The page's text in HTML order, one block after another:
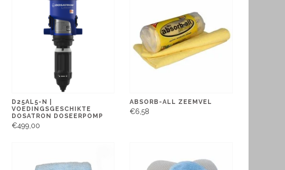
D25AL5-N |
VOEDINGSGESCHIKTE
DOSATRON DOSEERPOMP
€499,00
ABSORB-ALL ZEEMVEL
€6,58